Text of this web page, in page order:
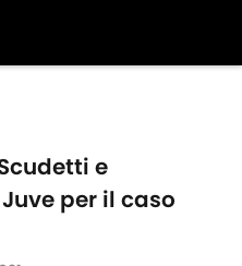
e
per il caso